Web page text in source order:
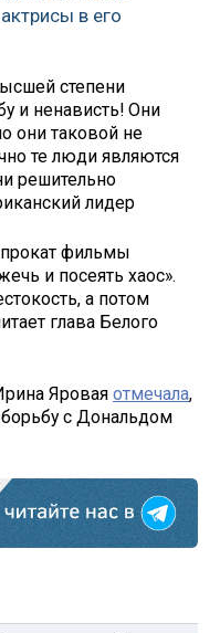
в его
степени
и ненависть! Они
они таковой не
те люди являются
решительно
лидер
фильмы
и посеять хаос».
а потом
глава Белого
Яровая отмечала,
борьбу с Дональдом